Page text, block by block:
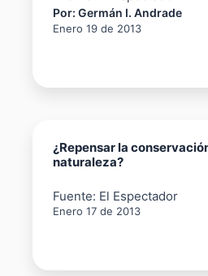
Por: Germán I. Andrade
Enero 19 de 2013
¿Repensar la
naturaleza?
Fuente: El Espectador
Enero 17 de 2013